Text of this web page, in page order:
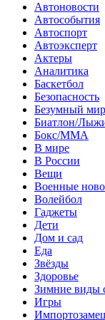
Автоновости
Автособытия
Автоспорт
Автоэксперт
Актеры
Аналитика
Баскетбол
Безопасность
Безумный мир
Биатлон/
Бокс/MMA
В мире
В России
Вещи
Военные
Волейбол
Гаджеты
Дети
Дом и сад
Еда
Звёзды
Здоровье
Зимние виды
Игры